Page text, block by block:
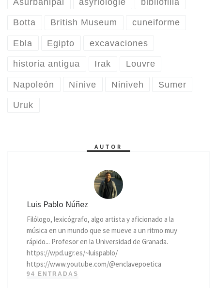
Botta British Museum cuneiforme
Ebla Egipto excavaciones
historia antigua Irak Louvre
Napoleón Nínive Niniveh Sumer
Uruk
AUTOR
Luis Pablo Núñez
Filólogo, lexicógrafo, algo artista y aficionado a la
música en un mundo que se mueve a un ritmo muy
rápido... Profesor en la Universidad de Granada.
https://wpd.ugr.es/~luispablo/
https://www.youtube.com/@enclavepoetica
94 ENTRADAS